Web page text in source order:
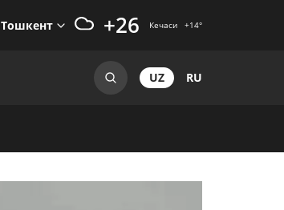
Тошкент +26 Кечаси +14°
UZ RU